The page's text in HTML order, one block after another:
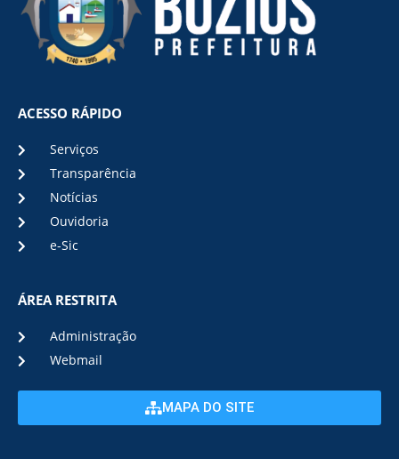
ACESSO RÁPIDO
Serviços
Transparência
Notícias
Ouvidoria
e-Sic
ÁREA RESTRITA
Administração
Webmail
MAPA DO SITE